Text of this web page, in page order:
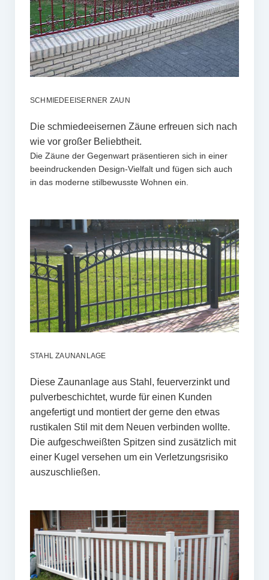
SCHMIEDEEISERNER ZAUN
Die schmiedeeisernen Zäune erfreuen sich nach
wie vor großer Beliebtheit.
Die Zäune der Gegenwart präsentieren sich in einer
beeindruckenden Design-Vielfalt und fügen sich auch
in das moderne stilbewusste Wohnen ein.
STAHL ZAUNANLAGE
Diese Zaunanlage aus Stahl, feuerverzinkt und
pulverbeschichtet, wurde für einen Kunden
angefertigt und montiert der gerne den etwas
rustikalen Stil mit dem Neuen verbinden wollte.
Die aufgeschweißten Spitzen sind zusätzlich mit
einer Kugel versehen um ein Verletzungsrisiko
auszuschließen.